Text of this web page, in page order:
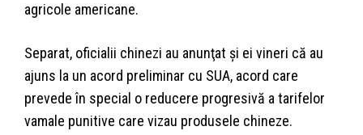
agricole americane.
Separat, oficialii chinezi au anunţat şi ei vineri că au
ajuns la un acord preliminar cu SUA, acord care
prevede în special o reducere progresivă a tarifelor
vamale punitive care vizau produsele chineze.